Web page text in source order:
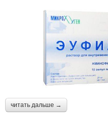
читать дальше →